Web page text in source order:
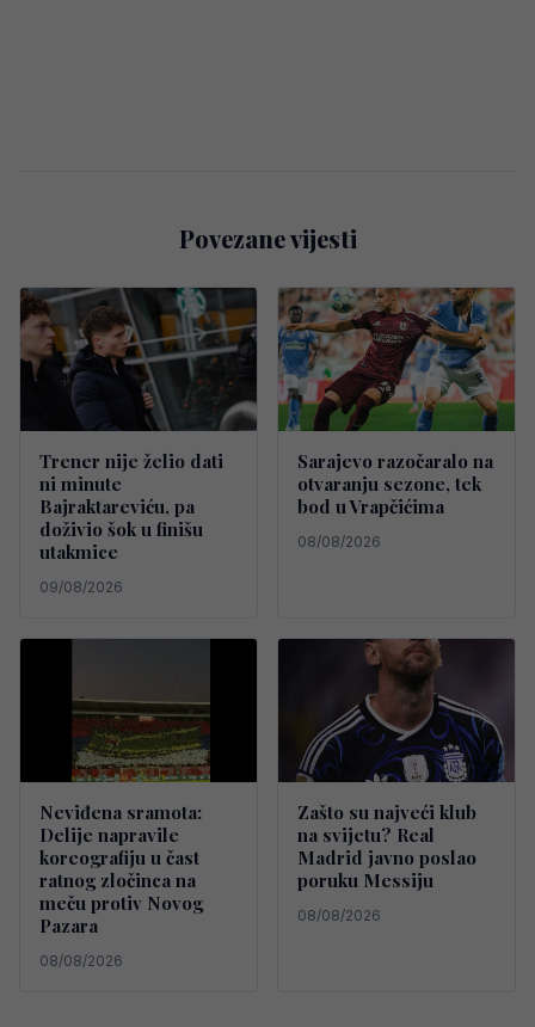
Povezane vijesti
Trener nije želio dati
ni minute
Bajraktareviću, pa
doživio šok u finišu
utakmice
09/08/2026
Sarajevo razočaralo na
otvaranju sezone, tek
bod u Vrapčićima
08/08/2026
Neviđena sramota:
Delije napravile
koreografiju u čast
ratnog zločinca na
meču protiv Novog
Pazara
08/08/2026
Zašto su najveći klub
na svijetu? Real
Madrid javno poslao
poruku Messiju
08/08/2026